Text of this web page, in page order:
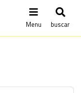
Menu buscar